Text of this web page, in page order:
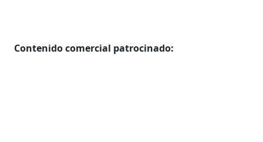
Contenido comercial patrocinado: